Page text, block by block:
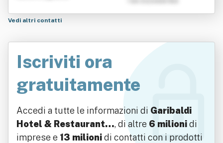
Vedi altri contatti
Iscriviti ora
gratuitamente
Accedi a tutte le informazioni di Garibaldi
Hotel & Restaurant…, di altre 6 milionidi
imprese e 13 milionidi contatti con i prodotti